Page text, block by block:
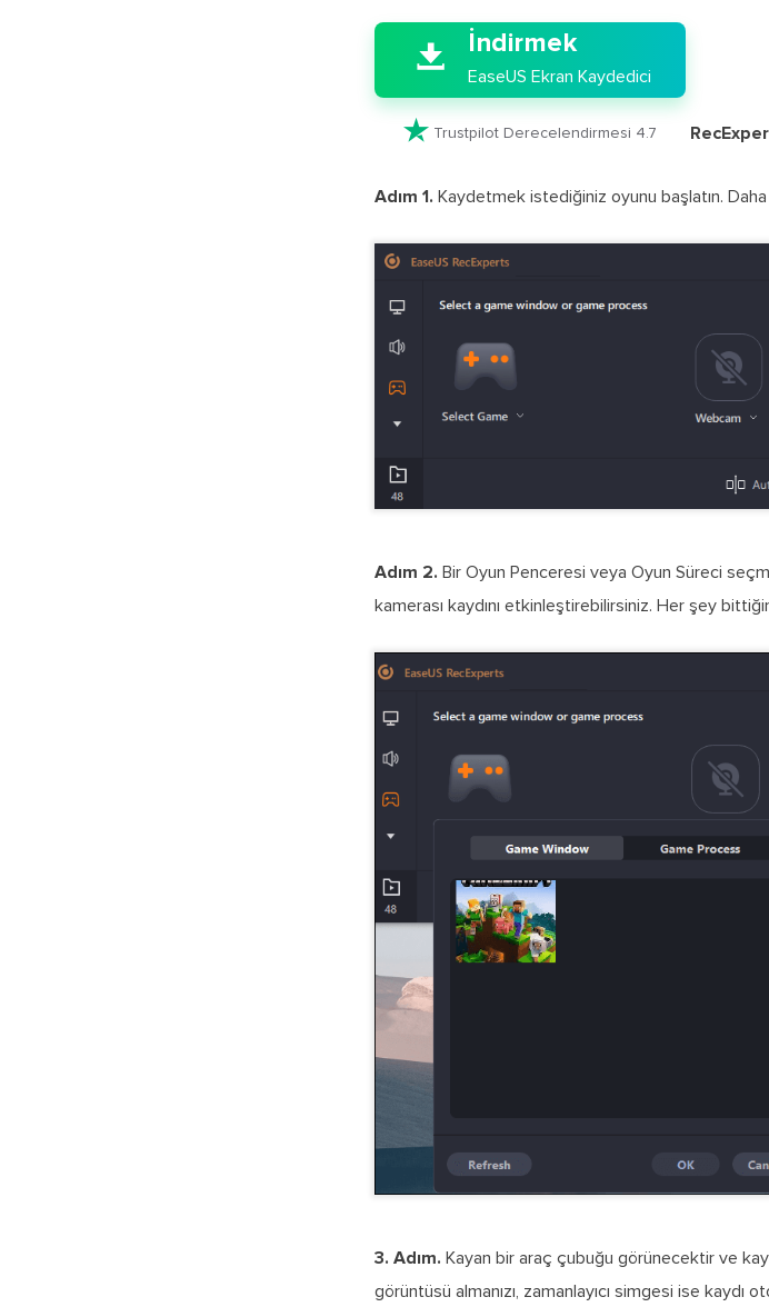
 İndirmek
EaseUS Ekran Kaydedici
 Trustpilot Derecelendirmesi 4.7
Adım 1. Kaydetmek istediğiniz oyunu başlatın.
Adım 2. Bir Oyun Penceresi veya Oyun Süreci
kamerası kaydını etkinleştirebilirsiniz. Her şey
3. Adım. Kayan bir araç çubuğu görünecektir ve
görüntüsü almanızı, zamanlayıcı simgesi ise kaydı